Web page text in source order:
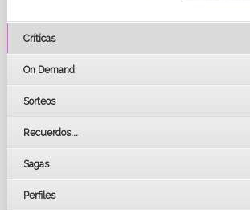
Críticas
On Demand
Sorteos
Recuerdos...
Sagas
Perfiles